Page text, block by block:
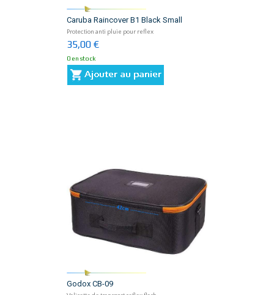
Caruba Raincover B1 Black Small
Protection anti pluie pour reflex
35,00 €
0 en stock
Godox CB-09